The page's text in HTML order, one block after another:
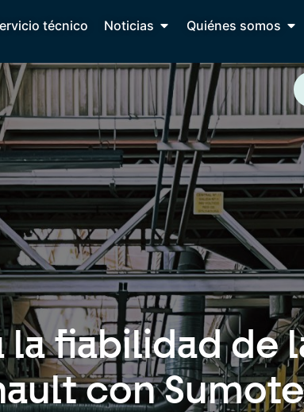
técnico Noticias Quiénes somos
la fiabilidad de
con